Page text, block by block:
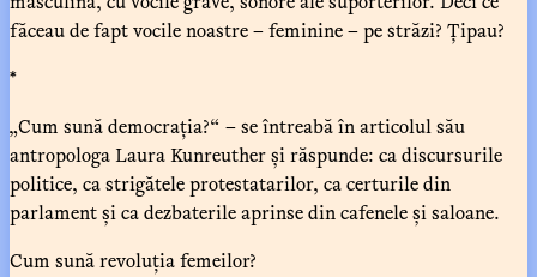
făceau de fapt vocile noastre – feminine – pe străzi? Țipau?
*
„Cum sună democrația?“ – se întreabă în articolul său
antropologa Laura Kunreuther și răspunde: ca discursurile
politice, ca strigătele protestatarilor, ca certurile din
parlament și ca dezbaterile aprinse din cafenele și saloane.
Cum sună revoluția femeilor?